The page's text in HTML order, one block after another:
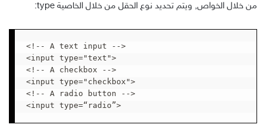
من خلال الخواص, ويتم تحديد نوع الحقل من خلال الخاصية type:
<!-- A text input -->
<input type="text">
<!-- A checkbox -->
<input type="checkbox">
<!-- A radio button -->
<input type=“radio”>